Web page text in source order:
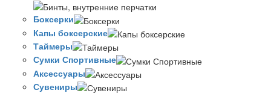
Боксерки
Капы боксерские
Таймеры
Сумки Спортивные
Аксессуары
Сувениры